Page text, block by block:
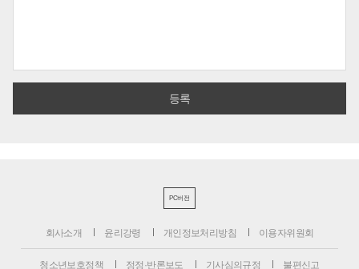
PC버전
회사소개 윤리강령 개인정보처리방침 이용자위원회
청소년보호정책 정정·반론보도 기사심의규정 불편신고